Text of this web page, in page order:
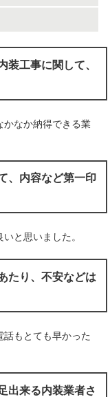
装工事に関して、
かなか納得できる業
、内容など第一印
と思いました。
たり、不安などは
もとても早かった
出来る内装業者さ